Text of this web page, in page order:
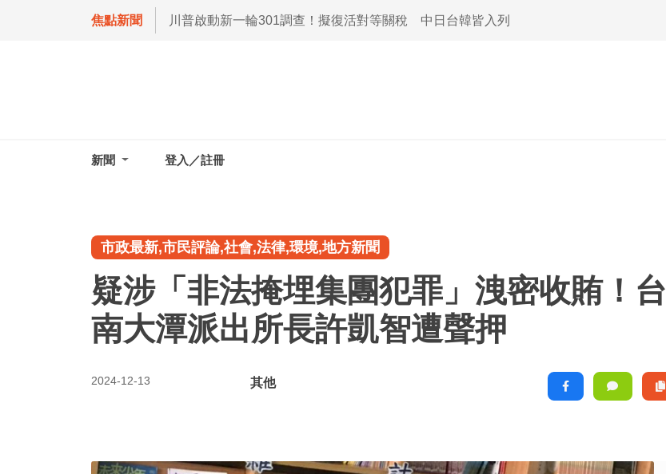
焦點新聞 川普啟動新一輪301調查！擬復活對等關稅 中日台韓皆入列
新聞 登入／註冊
市政最新,市民評論,社會,法律,環境,地方新聞
疑涉「非法掩埋集團犯罪」洩密收賄！台
南大潭派出所長許凱智遭聲押
2024-12-13 其他